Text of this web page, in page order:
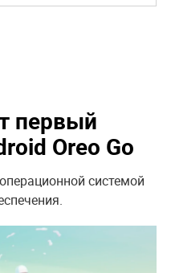
первый
Oreo Go
системой